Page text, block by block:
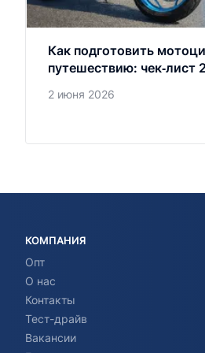
Как подготовить
путешествию: чек‑лист
2 июня 2026
КОМПАНИЯ
Опт
О нас
Контакты
Тест-драйв
Вакансии